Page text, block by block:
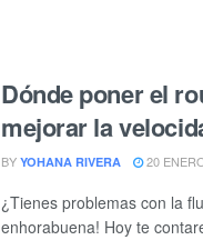
Dónde poner el
mejorar la
BY YOHANA RIVERA 20
¿Tienes problemas con la
enhorabuena! Hoy te